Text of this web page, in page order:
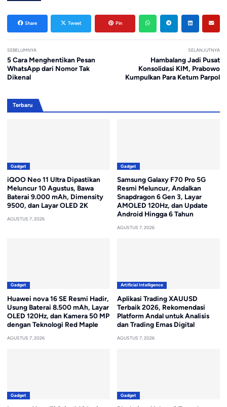
Share Tweet Pin
SEBELUMNYA
5 Cara Menghentikan Pesan
WhatsApp dari Nomor Tak
Dikenal
SELANJUTNYA
Hambalang Jadi Pusat
Konsolidasi KIM, Prabowo
Kumpulkan Para Ketum Parpol
Terbaru
Gadget
iQOO Neo 11 Ultra Dipastikan
Meluncur 10 Agustus, Bawa
Baterai 9.000 mAh, Dimensity
9500, dan Layar OLED 2K
AGUSTUS 7, 2026
Gadget
Samsung Galaxy F70 Pro 5G
Resmi Meluncur, Andalkan
Snapdragon 6 Gen 3, Layar
AMOLED 120Hz, dan Update
Android Hingga 6 Tahun
AGUSTUS 7, 2026
Gadget
Huawei nova 16 SE Resmi Hadir,
Usung Baterai 8.500 mAh, Layar
OLED 120Hz, dan Kamera 50 MP
dengan Teknologi Red Maple
AGUSTUS 7, 2026
Artificial Intelligence
Aplikasi Trading XAUUSD
Terbaik 2026, Rekomendasi
Platform Andal untuk Analisis
dan Trading Emas Digital
AGUSTUS 7, 2026
Gadget Gadget